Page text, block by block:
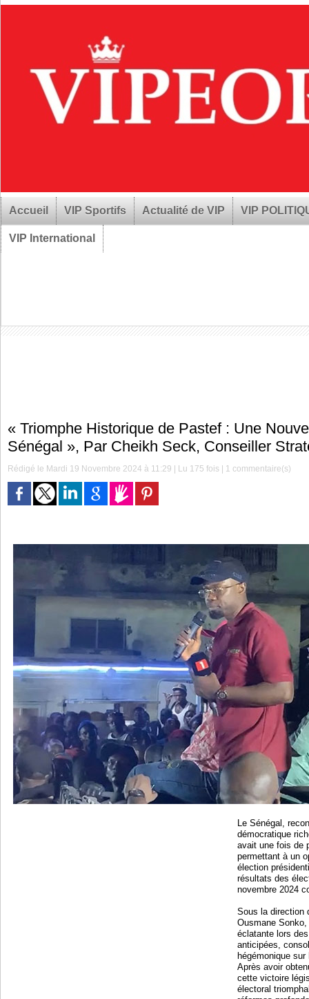
Accueil VIP Sportifs Actualité de VIP VIP
VIP International
« Triomphe Historique de Pastef : Une
Sénégal », Par Cheikh Seck, Conseiller
Rédigé le Mardi 19 Novembre 2024 à 11:29 | Lu 175 fois | 1 commentaire(s)
Le Sénégal,
démocratique
avait une fois de
permettant à un
élection
résultats des
novembre 2024
Sous la direction
Ousmane
éclatante lors
anticipées,
hégémonique
Après avoir
cette victoire
électoral